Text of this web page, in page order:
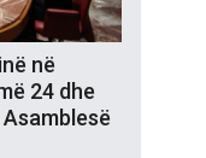
në
24 dhe